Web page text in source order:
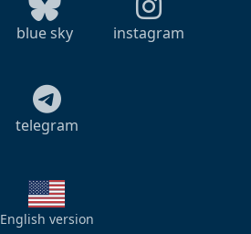
blue sky instagram
telegram
English version